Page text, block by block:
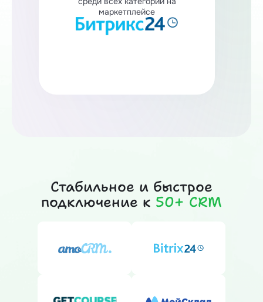
маркетплейсе
Стабильное и быстрое
подключение к 50+ CRM